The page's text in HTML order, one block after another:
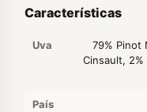
Características
Uva
79% Pinot
Cinsault,
País